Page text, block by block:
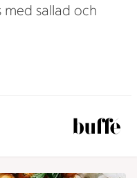
med sallad och